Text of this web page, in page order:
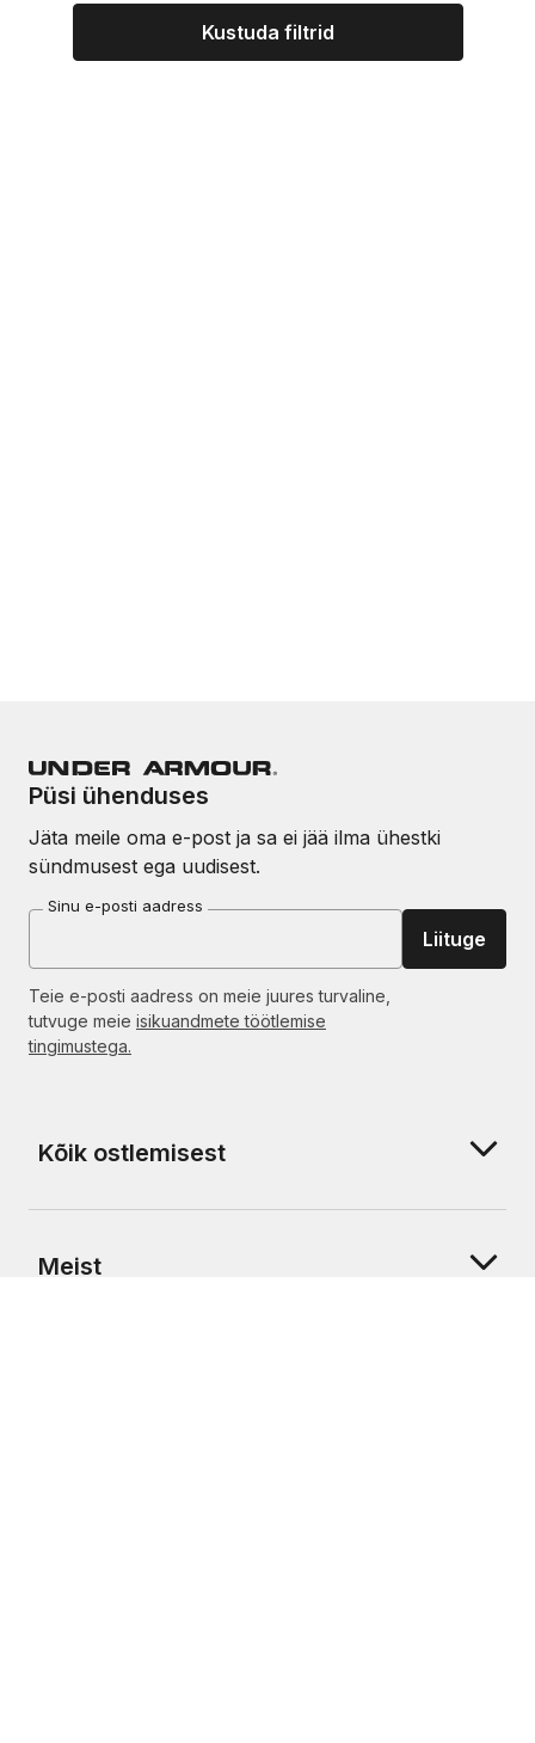
Kustuda filtrid
Püsi ühenduses
Jäta meile oma e-post ja sa ei jää ilma ühestki
sündmusest ega uudisest.
Sinu e-posti aadress
Liituge
Teie e-posti aadress on meie juures turvaline,
tutvuge meie isikuandmete töötlemise
tingimustega.
Kõik ostlemisest
Meist